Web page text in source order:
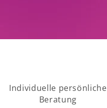
Individuelle persönliche
Beratung